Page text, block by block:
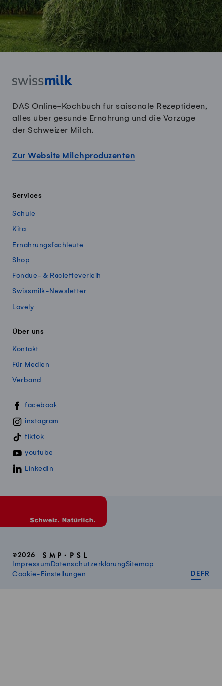
DAS Online-Kochbuch für saisonale Rezeptideen,
alles über gesunde Ernährung und die Vorzüge
der Schweizer Milch.
Zur Website Milchproduzenten
Services
Schule
Kita
Ernährungsfachleute
Shop
Fondue- & Racletteverleih
Swissmilk-Newsletter
Lovely
Über uns
Kontakt
Für Medien
Verband
Swissmillk auf Social Media
facebook
instagram
tiktok
youtube
LinkedIn
©2026
Impressum DatenschutzerklärungSitemap
Cookie-Einstellungen
DE FR